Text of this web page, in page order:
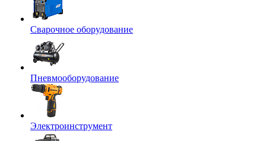
Сварочное оборудование
Пневмооборудование
Электроинструмент